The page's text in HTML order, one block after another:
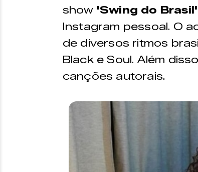
show 'Swing do Brasil'
Instagram pessoal. O
de diversos ritmos
Black e Soul. Além
canções autorais.